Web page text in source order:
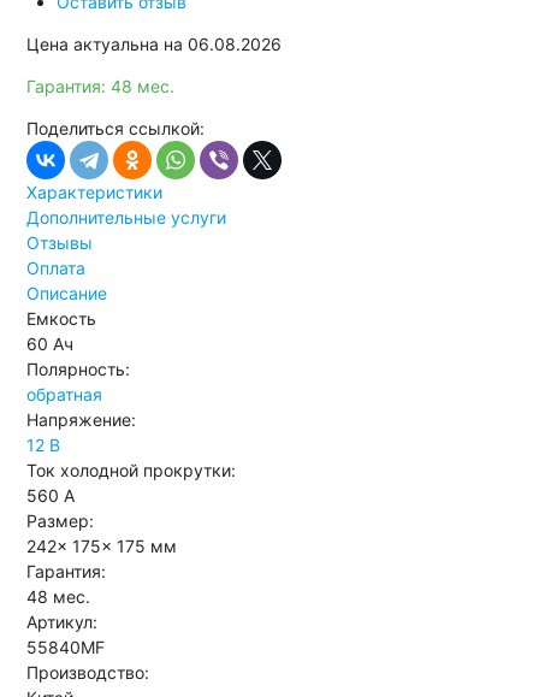
Цена актуальна на 06.08.2026
Гарантия: 48 мес.
Поделиться ссылкой:
Характеристики
Дополнительные услуги
Отзывы
Оплата
Описание
Емкость
60 Ач
Полярность:
обратная
Напряжение:
12 В
Ток холодной прокрутки:
560 А
Размер:
242x 175x 175 мм
Гарантия:
48 мес.
Артикул:
55840MF
Производство: